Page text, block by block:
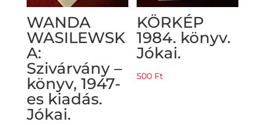
WANDA
WASILEWSK
A:
Szivárvány –
könyv, 1947-
es kiadás.
Jókai.
KÖRKÉP
1984. könyv.
Jókai.
500 Ft